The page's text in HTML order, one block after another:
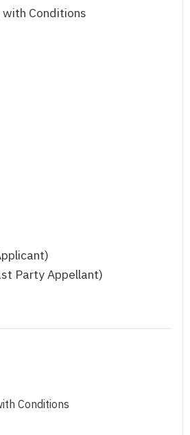
Conditions
Party Appellant)
Conditions